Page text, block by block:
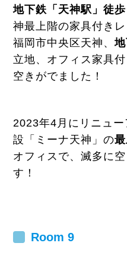
地下鉄「天神駅」徒
神最上階の家具付き
福岡市中央区天神、
立地、オフィス家具
空きがでました！
2023年4月にリニュ
設「ミーナ天神」の
オフィスで、滅多に
す！
Room 9